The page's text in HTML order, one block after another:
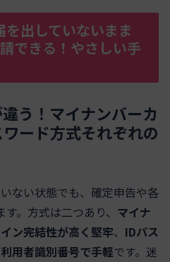
出していないまま
できる！やさしい手
う！マイナンバーカ
ード方式それぞれの
ない状態でも、確定申告や各
。方式は二つあり、 マイナ
ン完結性が高く堅牢、 IDパス
用者識別番号で手軽です。迷